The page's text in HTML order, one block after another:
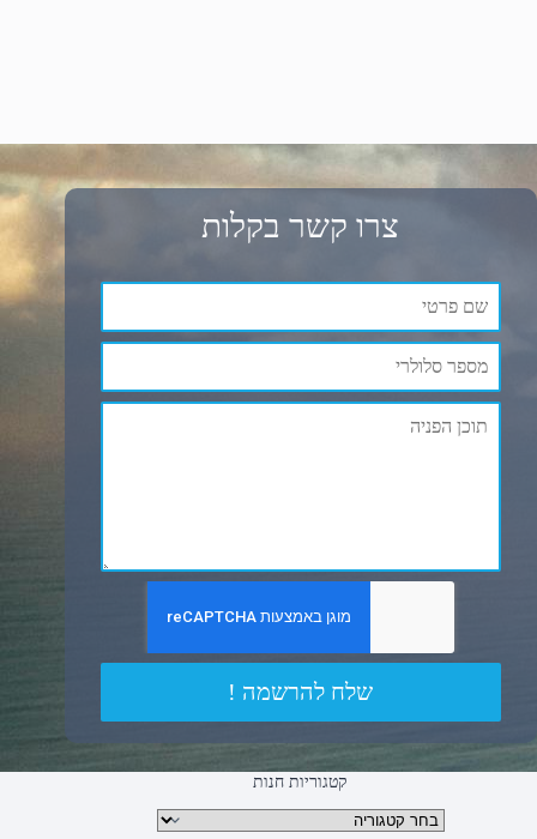
צרו קשר בקלות
שלח להרשמה !
קטגוריות חנות
קטגוריות מוצרים